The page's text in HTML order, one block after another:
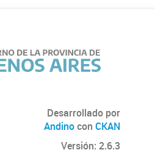
Desarrollado por
Andinocon CKAN
Versión: 2.6.3